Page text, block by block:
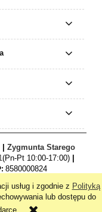
usług i zgodnie z Polityką
lub dostępu do
Zygmunta Starego
(Pn-Pt 10:00-17:00)|
8580000824